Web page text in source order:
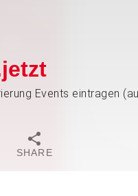
Events eintragen
SHARE